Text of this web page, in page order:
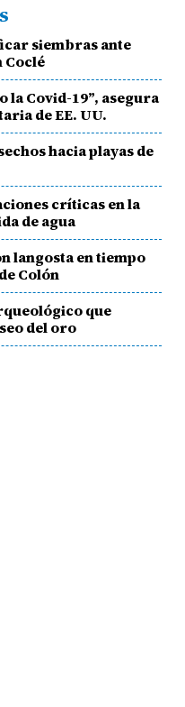
siembras ante
Coclé
la Covid-19”, asegura
de EE. UU.
hacia playas de
críticas en la
de agua
langosta en tiempo
Colón
que
del oro